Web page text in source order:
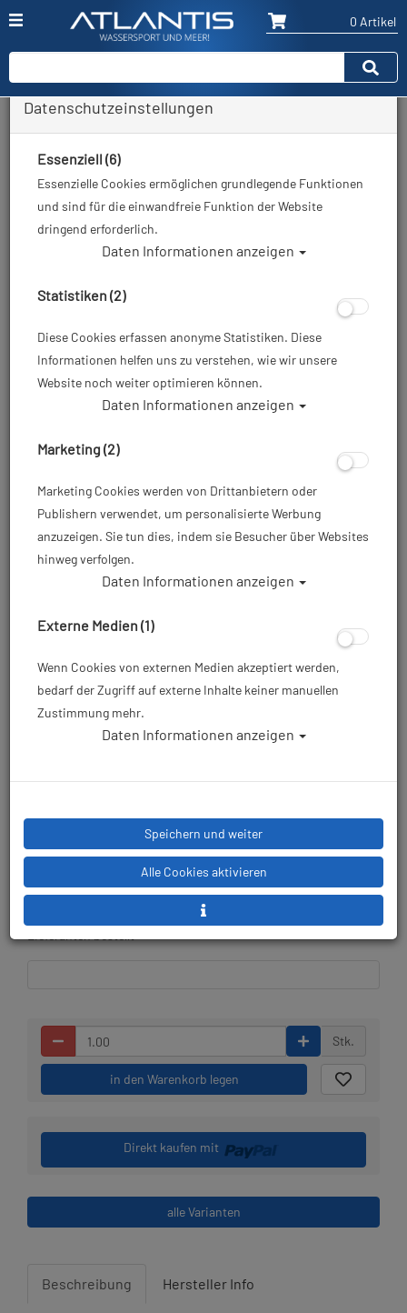
0 Artikel
Zurück
Herren - Größe: M
356,20 €*
Lieferbar in 1-2 Wochen,
der Artikel wird nach
Stk.
in den Warenkorb legen
Direkt kaufen mit
alle Varianten
Beschreibung Hersteller Info
Datenschutzeinstellungen
Essenziell (6)
Essenzielle Cookies ermöglichen grundlegende Funktionen
und sind für die einwandfreie Funktion der Website
dringend erforderlich.
Daten Informationen anzeigen
Statistiken (2)
Diese Cookies erfassen anonyme Statistiken. Diese
Informationen helfen uns zu verstehen, wie wir unsere
Website noch weiter optimieren können.
Daten Informationen anzeigen
Marketing (2)
Marketing Cookies werden von Drittanbietern oder
Publishern verwendet, um personalisierte Werbung
anzuzeigen. Sie tun dies, indem sie Besucher über Websites
hinweg verfolgen.
Daten Informationen anzeigen
Externe Medien (1)
Wenn Cookies von externen Medien akzeptiert werden,
bedarf der Zugriff auf externe Inhalte keiner manuellen
Zustimmung mehr.
Daten Informationen anzeigen
Speichern und weiter
Alle Cookies aktivieren